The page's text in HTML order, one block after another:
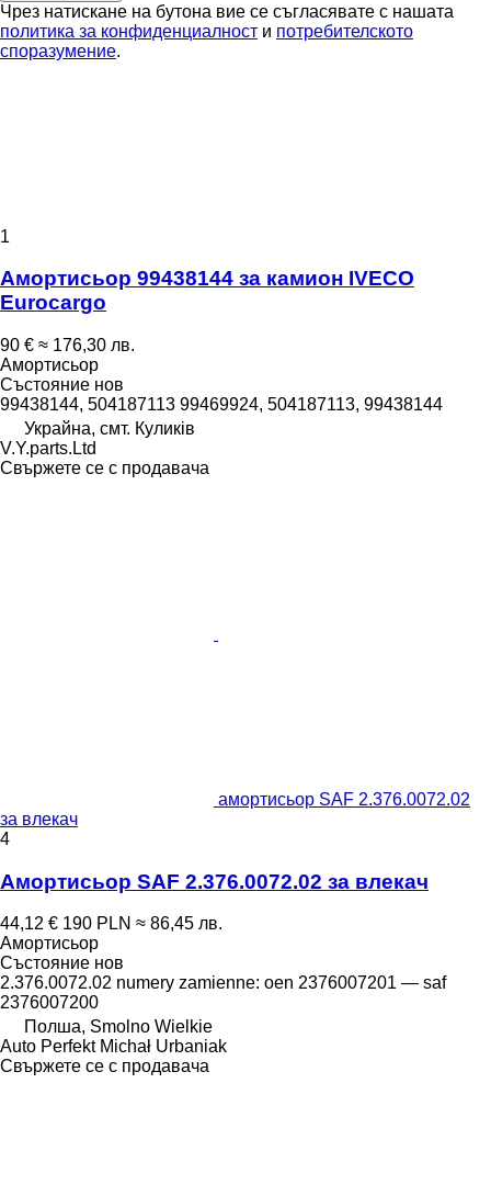
Чрез натискане на бутона вие се съгласявате с нашата
политика за конфиденциалност и потребителското
споразумение.
1
Амортисьор 99438144 за камион IVECO
Eurocargo
90 € ≈ 176,30 лв.
Амортисьор
Състояние нов
99438144, 504187113 99469924, 504187113, 99438144
Украйна, смт. Куликів
V.Y.parts.Ltd
Свържете се с продавача
амортисьор SAF 2.376.0072.02
за влекач
4
Амортисьор SAF 2.376.0072.02 за влекач
44,12 € 190 PLN ≈ 86,45 лв.
Амортисьор
Състояние нов
2.376.0072.02 numery zamienne: oen 2376007201 — saf
2376007200
Полша, Smolno Wielkie
Auto Perfekt Michał Urbaniak
Свържете се с продавача